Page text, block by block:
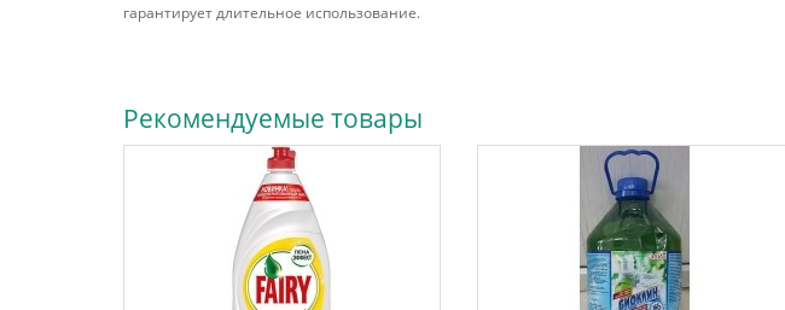
гарантирует длительное использование.
Рекомендуемые товары